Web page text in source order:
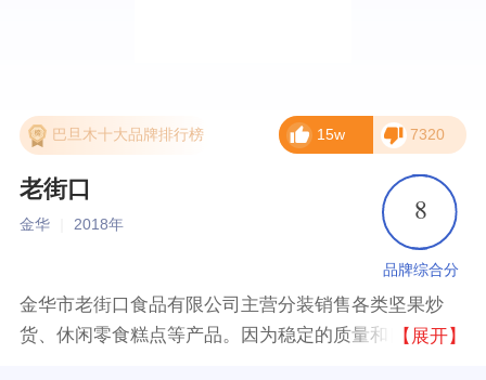
巴旦木十大品牌排行榜 15w 7320
老街口
金华 2018年 8
品牌综合分
金华市老街口食品有限公司主营分装销售各类坚果炒
货、休闲零食糕点等产品。因为稳定的质量和良好的口
【展开】